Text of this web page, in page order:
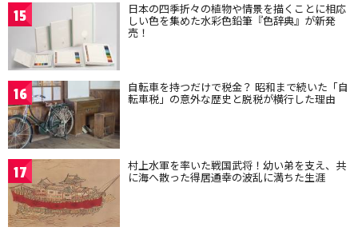
15 日本の四季折々の植物や情景を描くことに相応
しい色を集めた水彩色鉛筆『色辞典』が新発
売！
16 自転車を持つだけで税金？ 昭和まで続いた「自
転車税」の意外な歴史と脱税が横行した理由
17 村上水軍を率いた戦国武将！幼い弟を支え、共
に海へ散った得居通幸の波乱に満ちた生涯